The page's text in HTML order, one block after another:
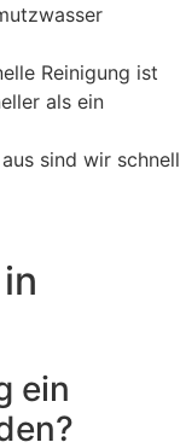
Reinigung ist
als ein
sind wir schnell
ein